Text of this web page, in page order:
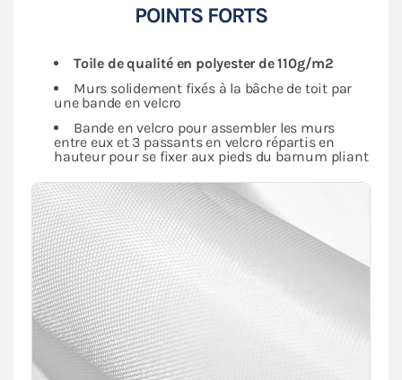
POINTS FORTS
Toile de qualité en polyester de 110g/m2
Murs solidement fixés à la bâche de toit par
une bande en velcro
Bande en velcro pour assembler les murs
entre eux et 3 passants en velcro répartis en
hauteur pour se fixer aux pieds du barnum pliant